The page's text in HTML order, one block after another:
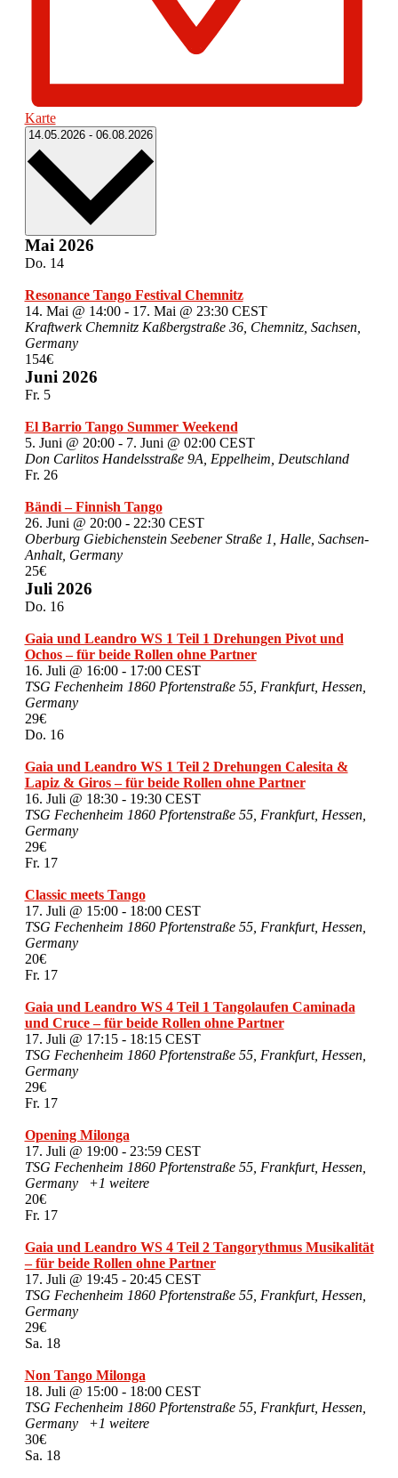
Karte
14.05.2026 - 06.08.2026 Datum
Mai 2026
Do. 14
Resonance Tango Festival Chemnitz
14. Mai @ 14:00- 17. Mai @ 23:30 CEST
Kraftwerk Chemnitz Kaßbergstraße 36, Chemnitz, Sachsen,
Germany
154€
Juni 2026
Fr. 5
El Barrio Tango Summer Weekend
5. Juni @ 20:00- 7. Juni @ 02:00 CEST
Don Carlitos Handelsstraße 9A, Eppelheim, Deutschland
Fr. 26
Bändi – Finnish Tango
26. Juni @ 20:00- 22:30 CEST
Oberburg Giebichenstein Seebener Straße 1, Halle, Sachsen-
Anhalt, Germany
25€
Juli 2026
Do. 16
Gaia und Leandro WS 1 Teil 1 Drehungen Pivot und
Ochos – für beide Rollen ohne Partner
16. Juli @ 16:00- 17:00 CEST
TSG Fechenheim 1860 Pfortenstraße 55, Frankfurt, Hessen,
Germany
29€
Do. 16
Gaia und Leandro WS 1 Teil 2 Drehungen Calesita &
Lapiz & Giros – für beide Rollen ohne Partner
16. Juli @ 18:30- 19:30 CEST
TSG Fechenheim 1860 Pfortenstraße 55, Frankfurt, Hessen,
Germany
29€
Fr. 17
Classic meets Tango
17. Juli @ 15:00- 18:00 CEST
TSG Fechenheim 1860 Pfortenstraße 55, Frankfurt, Hessen,
Germany
20€
Fr. 17
Gaia und Leandro WS 4 Teil 1 Tangolaufen Caminada
und Cruce – für beide Rollen ohne Partner
17. Juli @ 17:15- 18:15 CEST
TSG Fechenheim 1860 Pfortenstraße 55, Frankfurt, Hessen,
Germany
29€
Fr. 17
Opening Milonga
17. Juli @ 19:00- 23:59 CEST
TSG Fechenheim 1860 Pfortenstraße 55, Frankfurt, Hessen,
Germany
+1 weitere
20€
Fr. 17
Gaia und Leandro WS 4 Teil 2 Tangorythmus Musikalität
– für beide Rollen ohne Partner
17. Juli @ 19:45- 20:45 CEST
TSG Fechenheim 1860 Pfortenstraße 55, Frankfurt, Hessen,
Germany
29€
Sa. 18
Non Tango Milonga
18. Juli @ 15:00- 18:00 CEST
TSG Fechenheim 1860 Pfortenstraße 55, Frankfurt, Hessen,
Germany
+1 weitere
30€
Sa. 18